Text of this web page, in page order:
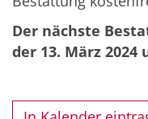
Der nächste
der 13. März 2024